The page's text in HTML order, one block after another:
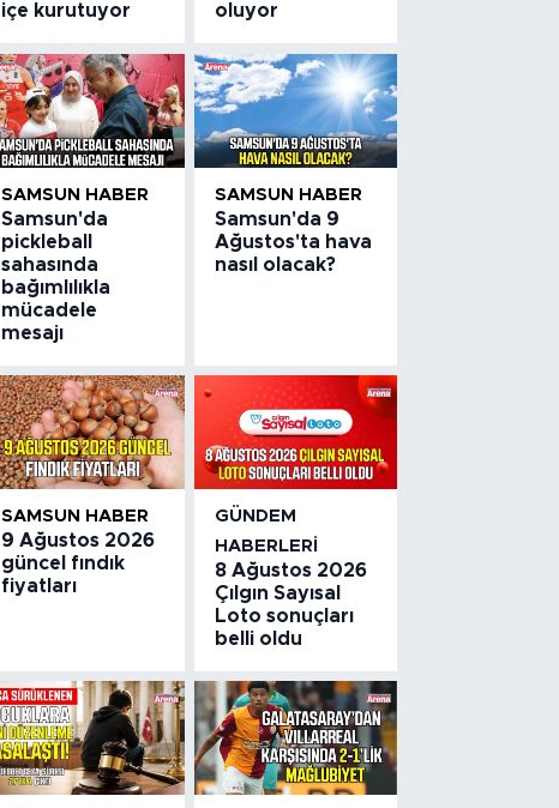
içe kurutuyor
oluyor
SAMSUN HABER
Samsun'da
pickleball
sahasında
bağımlılıkla
mücadele
mesajı
SAMSUN HABER
Samsun'da 9
Ağustos'ta hava
nasıl olacak?
SAMSUN HABER
9 Ağustos 2026
güncel fındık
fiyatları
GÜNDEM
HABERLERI
8 Ağustos 2026
Çılgın Sayısal
Loto sonuçları
belli oldu